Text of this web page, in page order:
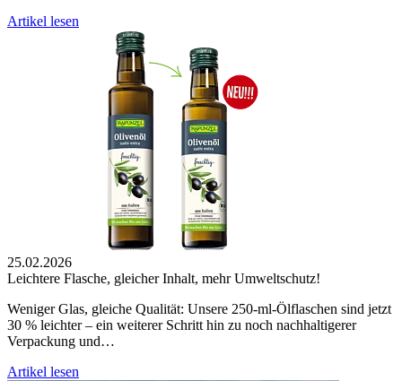
Artikel lesen
25.02.2026
Leichtere Flasche, gleicher Inhalt, mehr Umweltschutz!
Weniger Glas, gleiche Qualität: Unsere 250-ml-Ölflaschen sind jetzt
30 % leichter – ein weiterer Schritt hin zu noch nachhaltigerer
Verpackung und…
Artikel lesen